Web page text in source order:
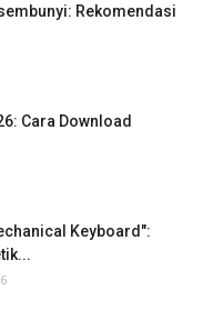
Rekomendasi
Cara Download
Keyboard":